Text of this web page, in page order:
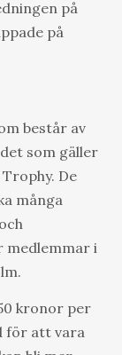
på
på
består av
som gäller
De
många
medlemmar i
kronor per
för att vara